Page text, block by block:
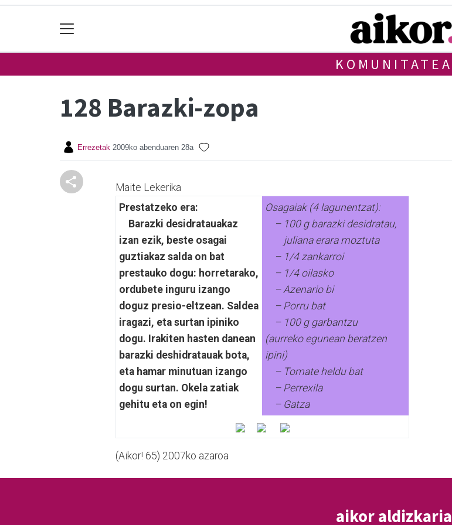
KOMUNITATEA
128 Barazki-zopa
Errezetak 2009ko abenduaren 28a
Maite Lekerika
Prestatzeko era:
Barazki desidratauakaz
izan ezik, beste osagai
guztiakaz salda on bat
prestauko dogu: horretarako,
ordubete inguru izango
doguz presio-eltzean. Saldea
iragazi, eta surtan ipiniko
dogu. Irakiten hasten danean
barazki deshidratauak bota,
eta hamar minutuan izango
dogu surtan. Okela zatiak
gehitu eta on egin!
Osagaiak (4 lagunentzat):
– 100 g barazki desidratau,
juliana erara moztuta
– 1/4 zankarroi
– 1/4 oilasko
– Azenario bi
– Porru bat
– 100 g garbantzu
(aurreko egunean beratzen
ipini)
– Tomate heldu bat
– Perrexila
– Gatza
(Aikor! 65) 2007ko azaroa
aikor aldizkaria